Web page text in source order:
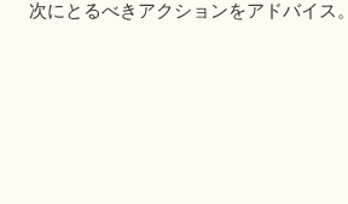
次にとるべきアクションをアドバイス。